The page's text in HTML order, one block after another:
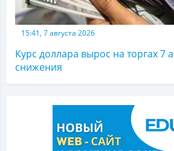
15:41, 7 августа 2026
Курс доллара вырос на торгах 7
снижения